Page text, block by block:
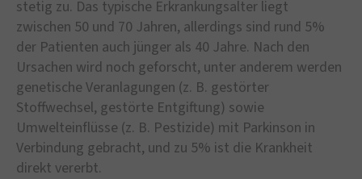
stetig zu. Das typische Erkrankungsalter liegt
zwischen 50 und 70 Jahren, allerdings sind rund 5%
der Patienten auch jünger als 40 Jahre. Nach den
Ursachen wird noch geforscht, unter anderem werden
genetische Veranlagungen (z. B. gestörter
Stoffwechsel, gestörte Entgiftung) sowie
Umwelteinflüsse (z. B. Pestizide) mit Parkinson in
Verbindung gebracht, und zu 5% ist die Krankheit
direkt vererbt.